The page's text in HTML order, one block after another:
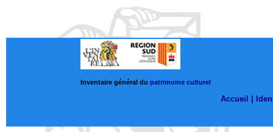
Inventaire général du patrimoine culturel
Accueil |